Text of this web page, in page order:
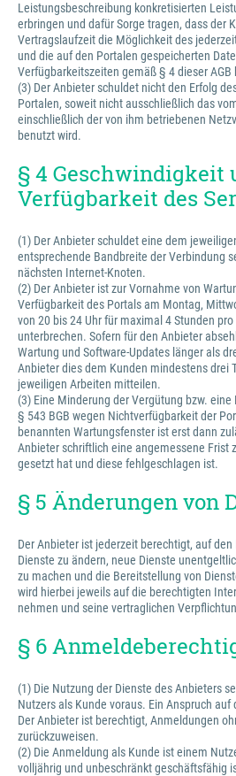
Leistungsbeschreibung konkretisierten
erbringen und dafür Sorge tragen, dass der
Vertragslaufzeit die Möglichkeit des
und die auf den Portalen gespeicherten
Verfügbarkeitszeiten gemäß § 4 dieser AGB
(3) Der Anbieter schuldet nicht den Erfolg
Portalen, soweit nicht ausschließlich das
einschließlich der von ihm betriebenen
benutzt wird.
§ 4 Geschwindigkeit
Verfügbarkeit des
(1) Der Anbieter schuldet eine dem
entsprechende Bandbreite der Verbindung
nächsten Internet-Knoten.
(2) Der Anbieter ist zur Vornahme von
Verfügbarkeit des Portals am Montag,
von 20 bis 24 Uhr für maximal 4 Stunden
unterbrechen. Sofern für den Anbieter
Wartung und Software-Updates länger als
Anbieter dies dem Kunden mindestens drei
jeweiligen Arbeiten mitteilen.
(3) Eine Minderung der Vergütung bzw.
§ 543 BGB wegen Nichtverfügbarkeit der
benannten Wartungsfenster ist erst dann
Anbieter schriftlich eine angemessene Frist
gesetzt hat und diese fehlgeschlagen ist.
§ 5 Änderungen von
Der Anbieter ist jederzeit berechtigt, auf
Dienste zu ändern, neue Dienste
zu machen und die Bereitstellung von
wird hierbei jeweils auf die berechtigten
nehmen und seine vertraglichen
§ 6
(1) Die Nutzung der Dienste des Anbieters
Nutzers als Kunde voraus. Ein Anspruch
Der Anbieter ist berechtigt, Anmeldungen
zurückzuweisen.
(2) Die Anmeldung als Kunde ist einem
volljährig und unbeschränkt geschäftsfähig